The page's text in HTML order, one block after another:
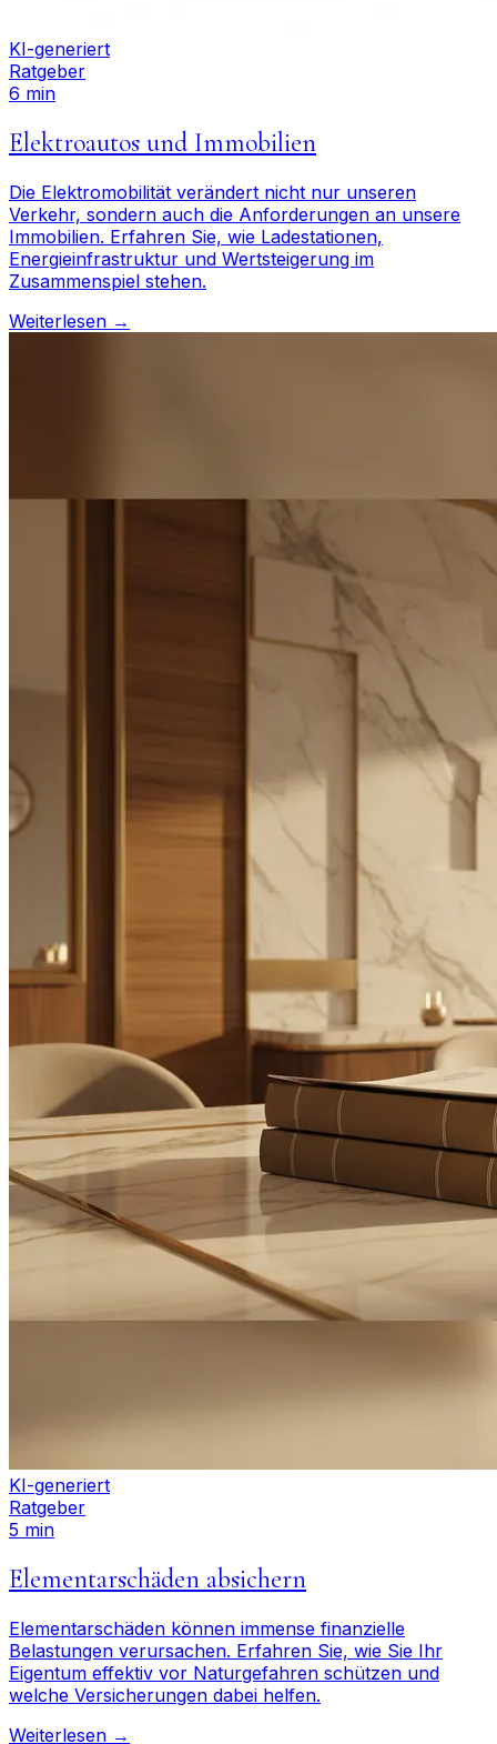
KI-generiert
Ratgeber
6 min
Elektroautos und Immobilien
Die Elektromobilität verändert nicht nur unseren
Verkehr, sondern auch die Anforderungen an unsere
Immobilien. Erfahren Sie, wie Ladestationen,
Energieinfrastruktur und Wertsteigerung im
Zusammenspiel stehen.
Weiterlesen →
KI-generiert
Ratgeber
5 min
Elementarschäden absichern
Elementarschäden können immense finanzielle
Belastungen verursachen. Erfahren Sie, wie Sie Ihr
Eigentum effektiv vor Naturgefahren schützen und
welche Versicherungen dabei helfen.
Weiterlesen →